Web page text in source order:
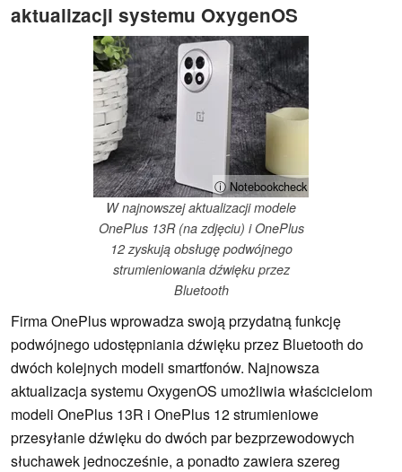
aktualizacji systemu OxygenOS
ⓘ Notebookcheck
W najnowszej aktualizacji modele
OnePlus 13R (na zdjęciu) i OnePlus
12 zyskują obsługę podwójnego
strumieniowania dźwięku przez
Bluetooth
Firma OnePlus wprowadza swoją przydatną funkcję
podwójnego udostępniania dźwięku przez Bluetooth do
dwóch kolejnych modeli smartfonów. Najnowsza
aktualizacja systemu OxygenOS umożliwia właścicielom
modeli OnePlus 13R i OnePlus 12 strumieniowe
przesyłanie dźwięku do dwóch par bezprzewodowych
słuchawek jednocześnie, a ponadto zawiera szereg